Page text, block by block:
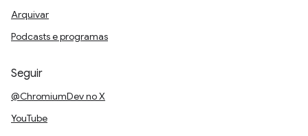
Arquivar
Podcasts e programas
Seguir
@ChromiumDev no X
YouTube